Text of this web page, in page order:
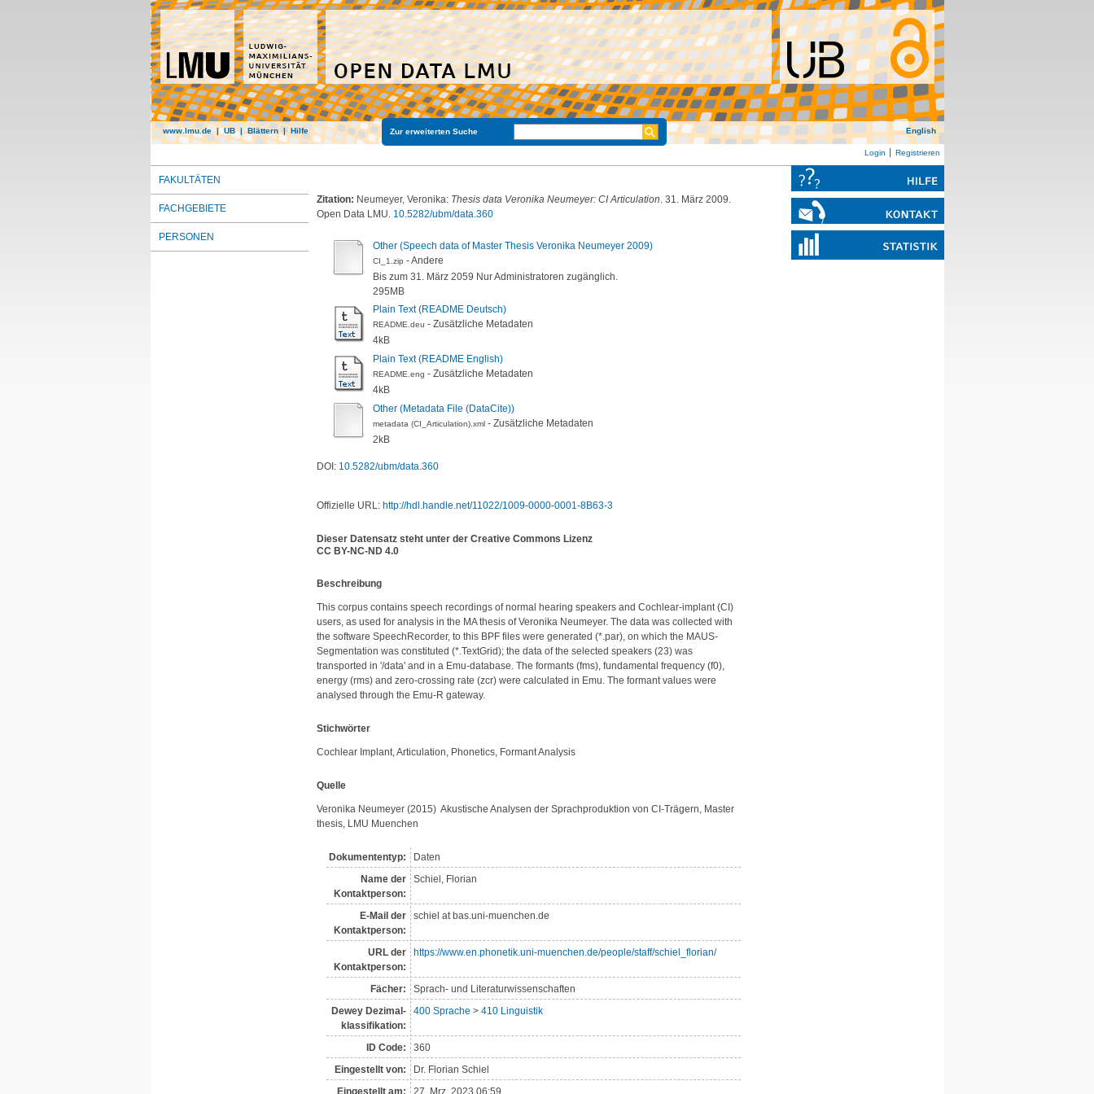
www.lmu.de|UB|Blättern| Hilfe Zur erweiterten Suche English
Login Registrieren
FAKULTÄTEN
FACHGEBIETE
PERSONEN
Zitation: Neumeyer, Veronika: Thesis data Veronika Neumeyer: CI Articulation . 31. März 2009.
Open Data LMU. 10.5282/ubm/data.360
Other (Speech data of Master Thesis Veronika Neumeyer 2009)
CI_1.zip - Andere
Bis zum 31. März 2059 Nur Administratoren zugänglich.
295MB
Plain Text (README Deutsch)
README.deu - Zusätzliche Metadaten
4kB
Plain Text (README English)
README.eng - Zusätzliche Metadaten
4kB
Other (Metadata File (DataCite))
metadata (CI_Articulation).xml- Zusätzliche Metadaten
2kB
DOI: 10.5282/ubm/data.360
Offizielle URL: http://hdl.handle.net/11022/1009-0000-0001-8B63-3
Dieser Datensatz steht unter der Creative Commons Lizenz
CC BY-NC-ND 4.0
Be­schrei­bung
This corpus contains speech recordings of normal hearing speakers and Cochlear-implant (CI)
users, as used for analysis in the MA thesis of Veronika Neumeyer. The data was collected with
the software SpeechRecorder, to this BPF files were generated (*.par), on which the MAUS-
Segmentation was constituted (*.TextGrid); the data of the selected speakers (23) was
transported in '/data' and in a Emu-database. The formants (fms), fundamental frequency (f0),
energy (rms) and zero-crossing rate (zcr) were calculated in Emu. The formant values were
analysed through the Emu-R gateway.
Stichwörter
Cochlear Implant, Articulation, Phonetics, Formant Analysis
Quelle
Veronika Neumeyer (2015)  Akustische Analysen der Sprachproduktion von CI-Trägern, Master
thesis, LMU Muenchen
Dokumententyp:
Daten
Name der
Kontakt­person:
Schiel, Florian
E-Mail der
Kontaktperson:
schiel at bas.uni-muenchen.de
URL der
Kontaktperson:
https://www.en.phonetik.uni-muenchen.de/people/staff/schiel_florian/
Fächer:
Sprach- und Literaturwissenschaften
Dewey Dezimal­
klassi­fikation:
400 Sprache > 410 Linguistik
ID Code:
360
Eingestellt von:
Dr. Florian Schiel
Eingestellt am:
27. Mrz. 2023 06:59